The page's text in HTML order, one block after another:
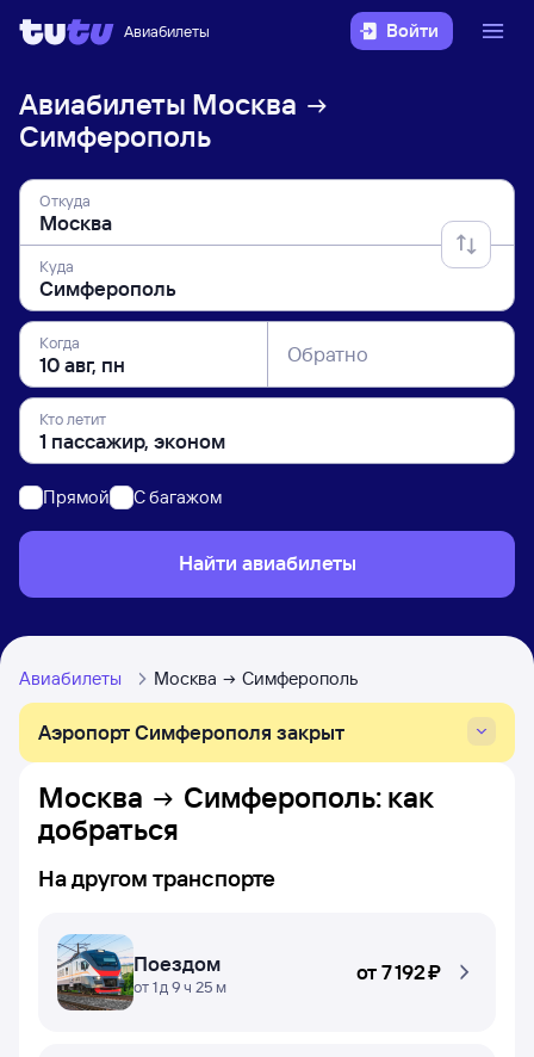
Авиабилеты Войти
Авиабилеты Москва
Симферополь
Откуда
Куда
Когда Обратно
Кто летит
Прямой C багажом
Найти авиабилеты
Авиабилеты Москва Симферополь
Аэропорт Симферополя закрыт
Москва Симферополь: как
добраться
На другом транспорте
Поездом
от 1 д 9 ч 25 м
от7 ⁠192 ⁠₽